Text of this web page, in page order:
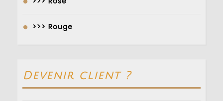
>>> Rouge
Devenir client ?